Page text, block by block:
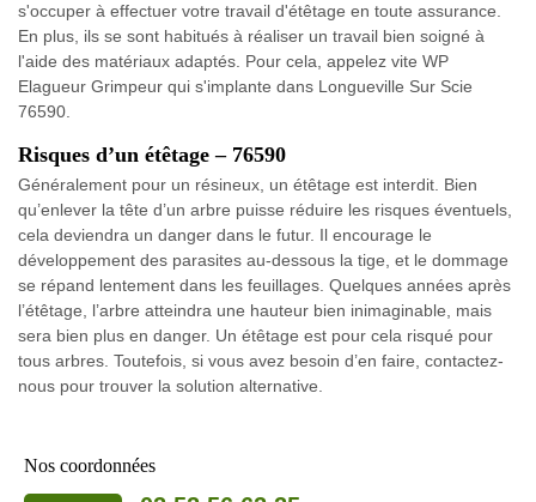
s'occuper à effectuer votre travail d'étêtage en toute assurance.
En plus, ils se sont habitués à réaliser un travail bien soigné à
l'aide des matériaux adaptés. Pour cela, appelez vite WP
Elagueur Grimpeur qui s'implante dans Longueville Sur Scie
76590.
Risques d’un étêtage – 76590
Généralement pour un résineux, un étêtage est interdit. Bien
qu’enlever la tête d’un arbre puisse réduire les risques éventuels,
cela deviendra un danger dans le futur. Il encourage le
développement des parasites au-dessous la tige, et le dommage
se répand lentement dans les feuillages. Quelques années après
l’étêtage, l’arbre atteindra une hauteur bien inimaginable, mais
sera bien plus en danger. Un étêtage est pour cela risqué pour
tous arbres. Toutefois, si vous avez besoin d’en faire, contactez-
nous pour trouver la solution alternative.
Nos coordonnées